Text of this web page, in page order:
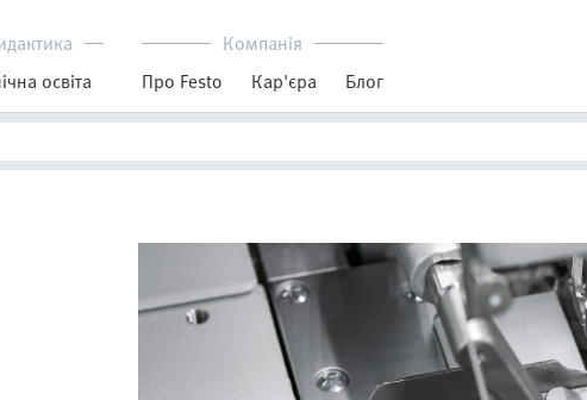
освіта
Компанія
Про Festo
Кар'єра Блог